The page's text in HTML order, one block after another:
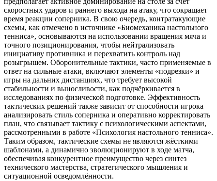
скоростных ударов и раннего выхода на атаку, что сокращает
время реакции соперника. В свою очередь, контратакующие
схемы, как отмечено в источнике «Биомеханика настольного
тенниса», основываются на использовании вращения мяча и
точного позиционирования, чтобы нейтрализовать
инициативу противника и перехватить контроль над
розыгрышем. Оборонительные тактики, часто применяемые в
ответ на сильные атаки, включают элементы «подрезки» и
игры на дальних дистанциях, что требует высокой
стабильности и выносливости, как подчёркивается в
исследованиях по физической подготовке. Эффективность
тактических решений также зависит от способности игрока
анализировать стиль соперника и оперативно корректировать
план, что связывает тактику с психологическими аспектами,
рассмотренными в работе «Психология настольного тенниса».
Таким образом, тактические схемы не являются жёсткими
шаблонами, а динамично эволюционируют в ходе матча,
обеспечивая конкурентное преимущество через синтез
технического мастерства, стратегического мышления и
ситуационной осведомлённости.